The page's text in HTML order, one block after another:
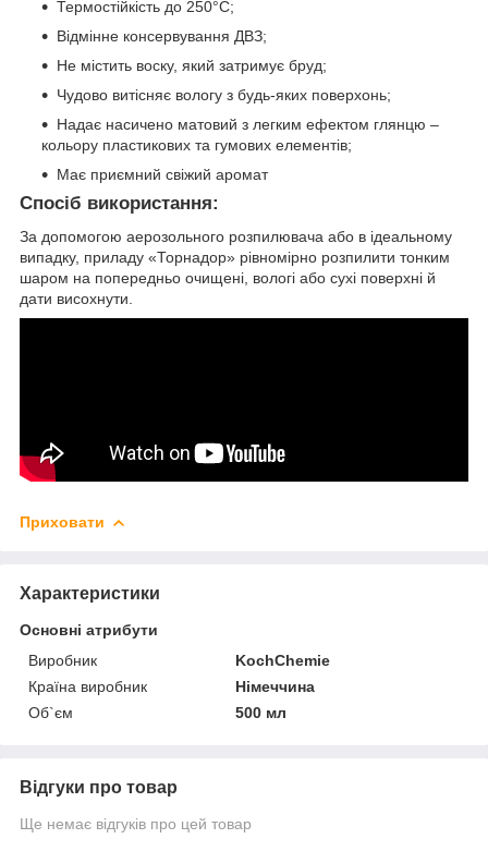
Термостійкість до 250°С;
Відмінне консервування ДВЗ;
Не містить воску, який затримує бруд;
Чудово витісняє вологу з будь-яких поверхонь;
Надає насичено матовий з легким ефектом глянцю –
кольору пластикових та гумових елементів;
Має приємний свіжий аромат
Спосіб використання:
За допомогою аерозольного розпилювача або в ідеальному
випадку, приладу «Торнадор» рівномірно розпилити тонким
шаром на попередньо очищені, вологі або сухі поверхні й
дати висохнути.
Приховати
Характеристики
Основні атрибути
Виробник
KochChemie
Країна виробник
Німеччина
Об`єм
500 мл
Відгуки про товар
Ще немає відгуків про цей товар